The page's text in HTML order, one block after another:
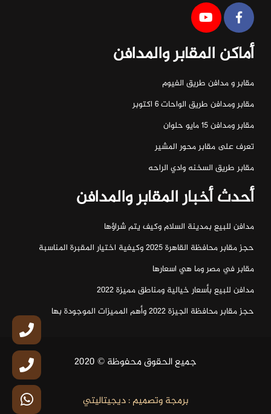
أماكن المقابر والمدافن
مقابر و مدافن طريق الفيوم
مقابر ومدافن طريق الواحات ٦ اكتوبر
مقابر ومدافن ١٥ مايو حلوان
تعرف على مقابر محور المشير
مقابر طريق السخنه وادي الراحه
أحدث أخبار المقابر والمدافن
مدافن للبيع بمدينة السلام وكيف يتم شراؤها
حجز مقابر محافظة القاهرة 2025 وكيفية اختيار المقبرة المناسبة
مقابر في مصر وما هي اسعارها
مدافن للبيع بأسعار خيالية ومناطق مميزة 2022
حجز مقابر محافظة الجيزة 2022 وأهم المميزات الموجودة بها
جميع الحقوق محفوظة © 2020
برمجة وتصميم : ديجيتاليتي